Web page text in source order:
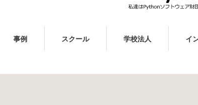
事例 スクール 学校法人 イ